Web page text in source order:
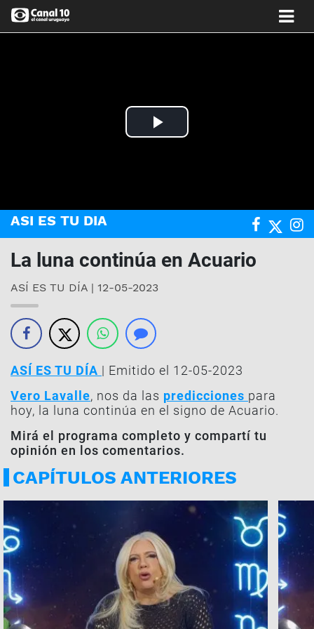
Play
ASI ES TU DIA
La luna continúa en Acuario
ASÍ ES TU DÍA | 12-05-2023
ASÍ ES TU DÍA | Emitido el 12-05-2023
Vero Lavalle, nos da las predicciones para
hoy, la luna continúa en el signo de Acuario.
Mirá el programa completo y compartí tu
opinión en los comentarios.
CAPÍTULOS ANTERIORES